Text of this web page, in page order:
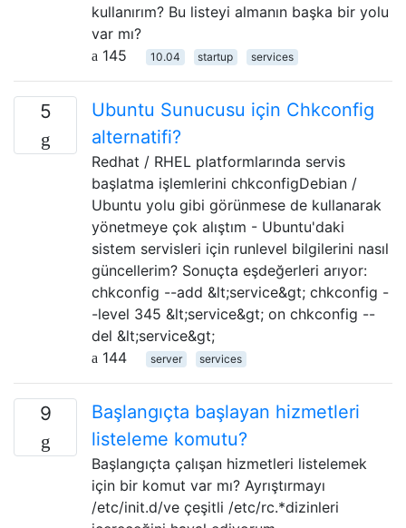
kullanırım? Bu listeyi almanın başka bir yolu
var mı?
145
10.04 startup services
5
Ubuntu Sunucusu için Chkconfig
alternatifi?
Redhat / RHEL platformlarında servis
başlatma işlemlerini chkconfigDebian /
Ubuntu yolu gibi görünmese de kullanarak
yönetmeye çok alıştım - Ubuntu'daki
sistem servisleri için runlevel bilgilerini nasıl
güncellerim? Sonuçta eşdeğerleri arıyor:
chkconfig --add &lt;service&gt; chkconfig -
-level 345 &lt;service&gt; on chkconfig --
del &lt;service&gt;
144
server services
9
Başlangıçta başlayan hizmetleri
listeleme komutu?
Başlangıçta çalışan hizmetleri listelemek
için bir komut var mı? Ayrıştırmayı
/etc/init.d/ve çeşitli /etc/rc.*dizinleri